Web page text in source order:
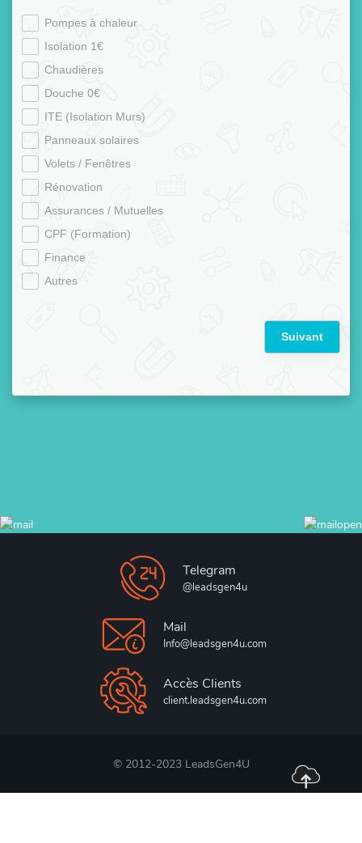
Pompes à chaleur
Isolation 1€
Chaudières
Douche 0€
ITE (Isolation Murs)
Panneaux solaires
Volets / Fenêtres
Rénovation
Assurances / Mutuelles
CPF (Formation)
Finance
Autres
Suivant
Telegram
@leadsgen4u
Mail
Info@leadsgen4u.com
Accès Clients
client.leadsgen4u.com
© 2012-2023 LeadsGen4U